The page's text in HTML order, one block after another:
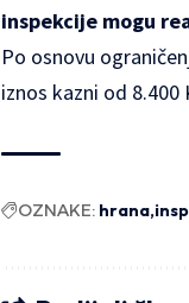
inspekcije mogu
Po osnovu
iznos kazni od 8.400
OZNAKE: hrana